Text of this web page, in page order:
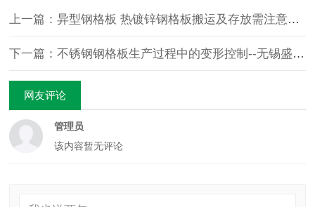
上一篇：异型钢格板 热镀锌钢格板搬运及存放需注意的事项-无锡异型钢格板
下一篇：不锈钢钢格板生产过程中的变形控制--无锡盛扬钢格板厂
网友评论
管理员
该内容暂无评论